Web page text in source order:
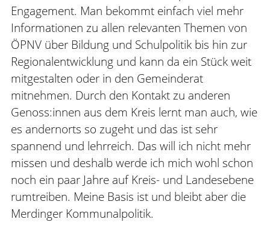
Engagement. Man bekommt einfach viel mehr
Informationen zu allen relevanten Themen von
ÖPNV über Bildung und Schulpolitik bis hin zur
Regionalentwicklung und kann da ein Stück weit
mitgestalten oder in den Gemeinderat
mitnehmen. Durch den Kontakt zu anderen
Genoss:innen aus dem Kreis lernt man auch, wie
es andernorts so zugeht und das ist sehr
spannend und lehrreich. Das will ich nicht mehr
missen und deshalb werde ich mich wohl schon
noch ein paar Jahre auf Kreis- und Landesebene
rumtreiben. Meine Basis ist und bleibt aber die
Merdinger Kommunalpolitik.